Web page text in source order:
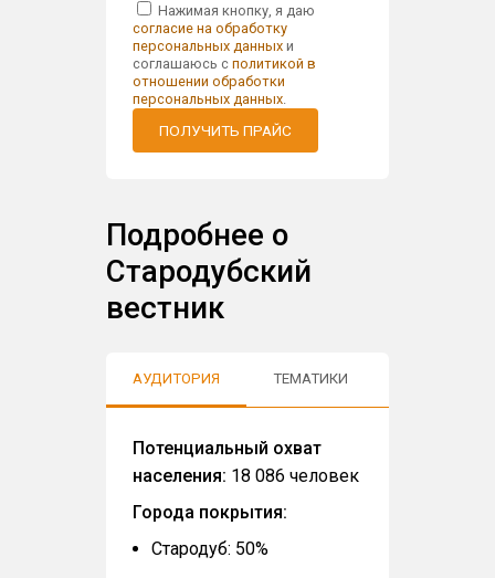
Нажимая кнопку, я даю
согласие на обработку
персональных данныхи
соглашаюсь с политикой в
отношении обработки
персональных данных.
ПОЛУЧИТЬ ПРАЙС
Подробнее о
Стародубский
вестник
АУДИТОРИЯ ТЕМАТИКИ
Потенциальный охват
населения: 18 086 человек
Города покрытия:
Стародуб: 50%